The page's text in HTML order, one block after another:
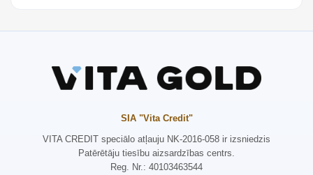
SIA "Vita Credit"
VITA CREDIT speciālo atļauju NK-2016-058 ir izsniedzis
Patērētāju tiesību aizsardzības centrs.
Reg. Nr.: 40103463544